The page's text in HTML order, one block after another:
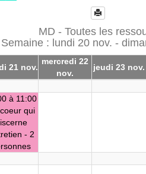
MD - Toutes les
Semaine : lundi 20 nov. -
21 nov.
mercredi 22
nov.
jeudi 23 nov.
à 11:00
qui
- 2